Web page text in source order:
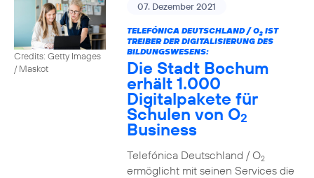
Credits: Getty Images
/ Maskot
07. Dezember 2021
TELEFÓNICA DEUTSCHLAND / O2IST
TREIBER DER DIGITALISIERUNG DES
BILDUNGSWESENS:
Die Stadt Bochum
erhält 1.000
Digitalpakete für
Schulen von O2
Business
Telefónica Deutschland / O2
ermöglicht mit seinen Services die